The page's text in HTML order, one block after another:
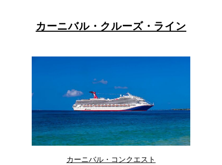
カーニバル・クルーズ・ライン
カーニバル・コンクエスト